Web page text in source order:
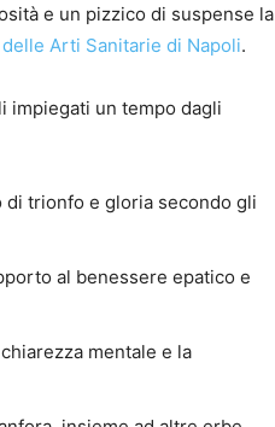
e un pizzico di suspense la
Arti Sanitarie di Napoli.
impiegati un tempo dagli
di trionfo e gloria secondo gli
al benessere epatico e
mentale e la